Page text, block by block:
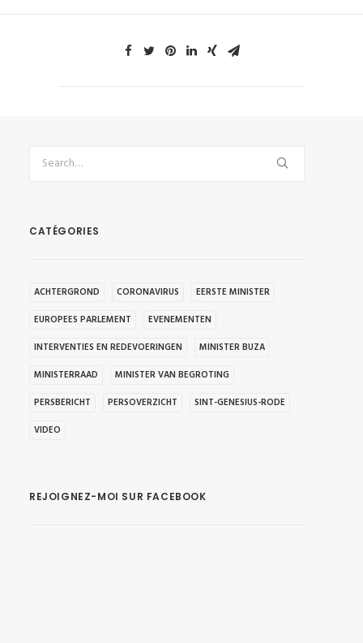
CATÉGORIES
ACHTERGROND CORONAVIRUS
EERSTE MINISTER
EUROPEES PARLEMENT
EVENEMENTEN
INTERVENTIES EN REDEVOERINGEN
MINISTER BUZA
MINISTERRAAD
MINISTER VAN BEGROTING
PERSBERICHT
PERSOVERZICHT
SINT-GENESIUS-RODE
VIDEO
REJOIGNEZ-MOI SUR FACEBOOK